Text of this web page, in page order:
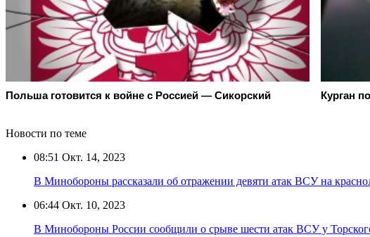
Польша готовится к войне с Россией — Сикорский Курган
Новости по теме
08:51 Окт. 14, 2023
В Минобороны рассказали об отражении девяти атак ВСУ на
06:44 Окт. 10, 2023
В Минобороны России сообщили о срыве шести атак ВСУ у